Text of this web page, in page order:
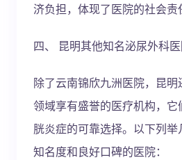
济负担，体现了医院的社会责
四、 昆明其他知名泌尿外科
除了云南锦欣九洲医院，昆
领域享有盛誉的医疗机构，
胱炎症的可靠选择。以下列
知名度和良好口碑的医院：